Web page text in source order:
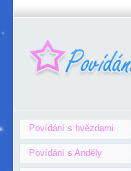
Povídání s hvězdami
Povídání s Anděly